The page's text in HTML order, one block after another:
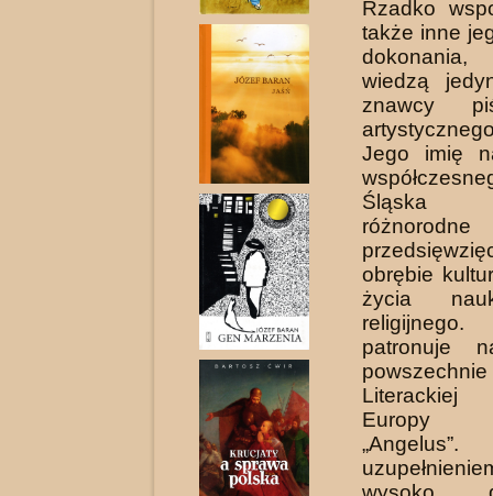
Rzadko
także inne
wiedzą
znawcy
Jego imię
Śląska
różnorodne
obrębie
życia
patronuje
Literackiej
Europy